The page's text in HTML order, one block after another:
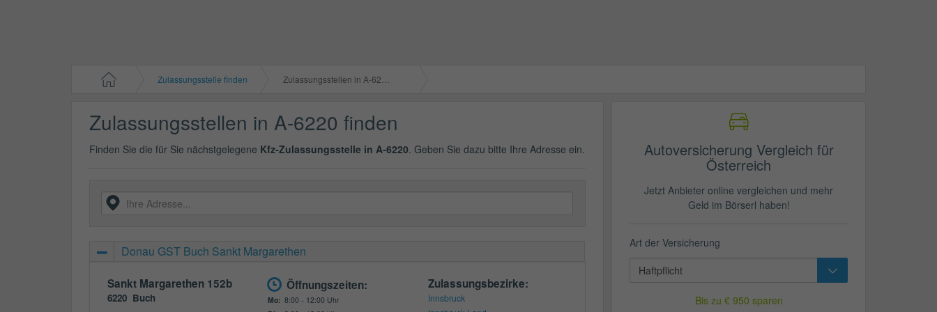
Zulassungsstelle finden Zulassungsstellen in A-6220
Zulassungsstellen in A-6220 finden
Finden Sie die für Sie nächstgelegene Kfz-Zulassungsstelle in A-6220. Geben Sie dazu bitte Ihre Adresse ein.
Donau GST Buch Sankt Margarethen
Sankt Margarethen 152b
6220 Buch
Öffnungszeiten:
Mo: 8:00 - 12:00 Uhr
Zulassungsbezirke:
Innsbruck
Autoversicherung Vergleich für
Österreich
Jetzt Anbieter online vergleichen und mehr
Geld im Börserl haben!
Art der Versicherung
Bis zu € 950 sparen